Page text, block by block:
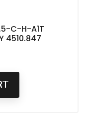
C-H-A1T
4510.847